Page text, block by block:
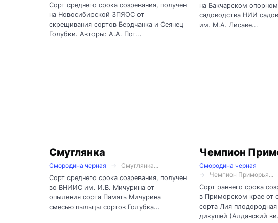
Сорт среднего срока созревания, получен
на Новосибирской ЗПЯОС от
скрещивания сортов Бердчанка и Сеянец
Голубки. Авторы: А.А. Пот...
на Бакчарском
садоводства НИИ
им. М.А. Лисаве...
Смуглянка
Смородина черная
Смуглянка...
Сорт среднего срока созревания, получен
во ВНИИС им. И.В. Мичурина от
опыления сорта Память Мичурина
смесью пыльцы сортов Голубка...
Чемпион
Смородина черная
Чемпион Приморья...
Сорт раннего срока
в Приморском крае от
сорта Лия
дикушей (Алданский